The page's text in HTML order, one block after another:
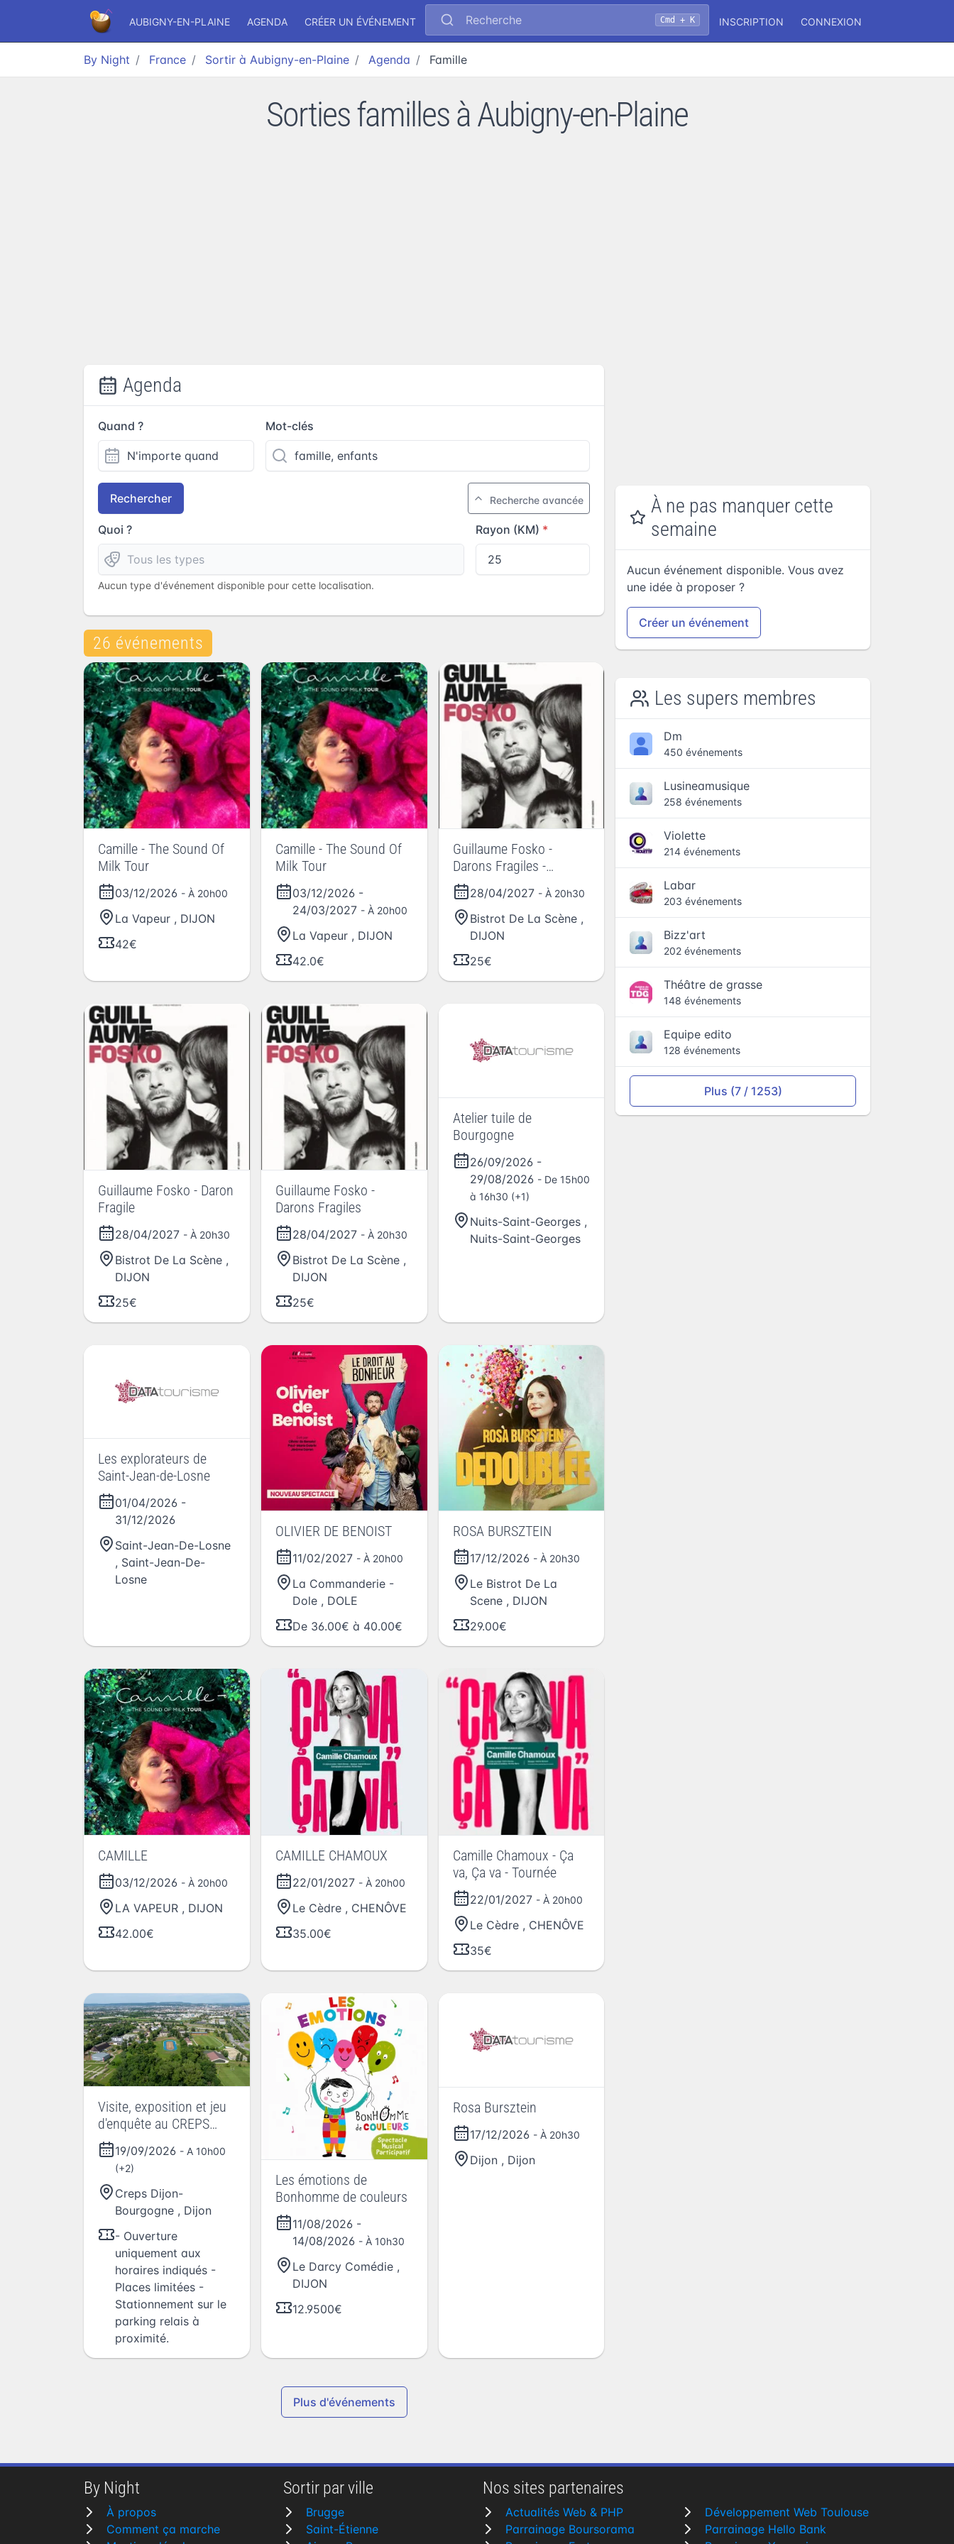
AUBIGNY-EN-PLAINE AGENDA CRÉER UN ÉVÉNEMENT Recherche Cmd + K INSCRIPTION CONNEXION
By Night France Sortir à Aubigny-en-Plaine Agenda Famille
Sorties familles à Aubigny-en-Plaine
Agenda
Quand ? Mot-clés
Rechercher Recherche avancée
Quoi ?
Aucun type d'événement disponible pour cette localisation.
Rayon (KM)
26 événements
Camille - The Sound Of
Milk Tour
03/12/2026 - À 20h00
La Vapeur , DIJON
42€
Camille - The Sound Of
Milk Tour
03/12/2026 -
24/03/2027 - À 20h00
La Vapeur , DIJON
42.0€
Guillaume Fosko -
Darons Fragiles -
Tournée
28/04/2027 - À 20h30
Bistrot De La Scène ,
DIJON
25€
Guillaume Fosko - Daron
Fragile
28/04/2027 - À 20h30
Bistrot De La Scène ,
DIJON
25€
Guillaume Fosko -
Darons Fragiles
28/04/2027 - À 20h30
Bistrot De La Scène ,
DIJON
25€
Atelier tuile de
Bourgogne
26/09/2026 -
29/08/2026 - De 15h00
à 16h30 (+1)
Nuits-Saint-Georges ,
Nuits-Saint-Georges
Les explorateurs de
Saint-Jean-de-Losne
01/04/2026 -
31/12/2026
Saint-Jean-De-Losne
, Saint-Jean-De-
Losne
OLIVIER DE BENOIST
11/02/2027 - À 20h00
La Commanderie -
Dole , DOLE
De 36.00€ à 40.00€
ROSA BURSZTEIN
17/12/2026 - À 20h30
Le Bistrot De La
Scene , DIJON
29.00€
CAMILLE
03/12/2026 - À 20h00
LA VAPEUR , DIJON
42.00€
CAMILLE CHAMOUX
22/01/2027 - À 20h00
Le Cèdre , CHENÔVE
35.00€
Camille Chamoux - Ça
va, Ça va - Tournée
22/01/2027 - À 20h00
Le Cèdre , CHENÔVE
35€
Visite, exposition et jeu
d'enquête au CREPS
BFC
19/09/2026 - A 10h00
(+2)
Creps Dijon-
Bourgogne , Dijon
- Ouverture
uniquement aux
horaires indiqués -
Places limitées -
Stationnement sur le
parking relais à
proximité.
Les émotions de
Bonhomme de couleurs
11/08/2026 -
14/08/2026 - À 10h30
Le Darcy Comédie ,
DIJON
12.9500€
Rosa Bursztein
17/12/2026 - À 20h30
Dijon , Dijon
Plus d'événements
À ne pas manquer cette
semaine
Aucun événement disponible. Vous avez
une idée à proposer ?
Créer un événement
Les supers membres
Dm
450 événements
Lusineamusique
258 événements
Violette
214 événements
Labar
203 événements
Bizz'art
202 événements
Théâtre de grasse
148 événements
Equipe edito
128 événements
Plus (7 / 1253)
By Night
À propos
Comment ça marche
Sortir par ville
Brugge
Saint-Étienne
Nos sites partenaires
Actualités Web & PHP
Parrainage Boursorama
Développement Web Toulouse
Parrainage Hello Bank